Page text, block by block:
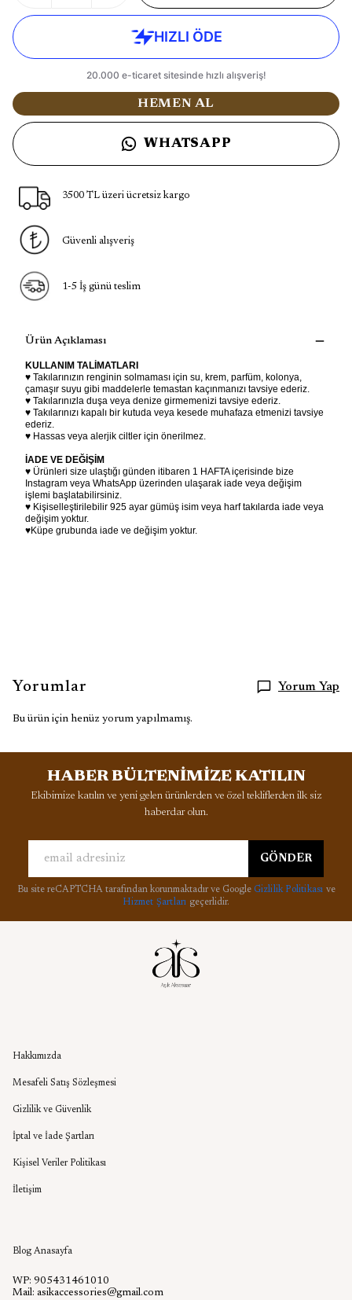
HEMEN AL
WHATSAPP
3500 TL üzeri ücretsiz kargo
Güvenli alışveriş
1-5 İş günü teslim
Ürün Açıklaması
KULLANIM TALİMATLARI
♥ Takılarınızın renginin solmaması için su, krem, parfüm, kolonya,
çamaşır suyu gibi maddelerle temastan kaçınmanızı tavsiye ederiz.
♥ Takılarınızla duşa veya denize girmemenizi tavsiye ederiz.
♥ Takılarınızı kapalı bir kutuda veya kesede muhafaza etmenizi tavsiye
ederiz.
♥ Hassas veya alerjik ciltler için önerilmez.
İADE VE DEĞİŞİM
♥ Ürünleri size ulaştığı günden itibaren 1 HAFTA içerisinde bize
Instagram veya WhatsApp üzerinden ulaşarak iade veya değişim
işlemi başlatabilirsiniz.
♥ Kişiselleştirilebilir 925 ayar gümüş isim veya harf takılarda iade veya
değişim yoktur.
♥Küpe grubunda iade ve değişim yoktur.
Yorumlar Yorum Yap
Bu ürün için henüz yorum yapılmamış.
HABER BÜLTENİMİZE KATILIN
Ekibimize katılın ve yeni gelen ürünlerden ve özel tekliflerden ilk siz
haberdar olun.
GÖNDER
Bu site reCAPTCHA tarafından korunmaktadır ve Google Gizlilik Politikası ve
Hizmet Şartları geçerlidir.
Hakkımızda
Mesafeli Satış Sözleşmesi
Gizlilik ve Güvenlik
İptal ve İade Şartları
Kişisel Veriler Politikası
İletişim
Blog Anasayfa
WP: 905431461010
Mail: asikaccessories@gmail.com